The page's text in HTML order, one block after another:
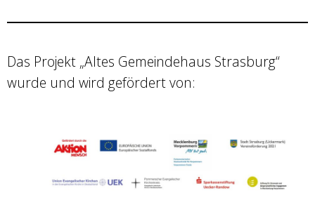
Das Projekt „Altes Gemeindehaus Strasburg“
wurde und wird gefördert von: